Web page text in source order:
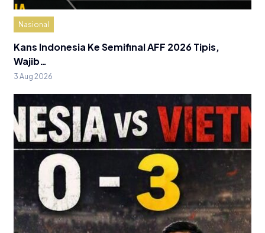
Nasional
Kans Indonesia Ke Semifinal AFF 2026 Tipis,
Wajib…
3 Aug 2026